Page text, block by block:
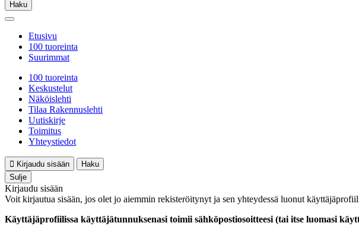
Haku
Etusivu
100 tuoreinta
Suurimmat
100 tuoreinta
Keskustelut
Näköislehti
Tilaa Rakennuslehti
Uutiskirje
Toimitus
Yhteystiedot
Kirjaudu sisään
Haku
Sulje
Kirjaudu sisään
Voit kirjautua sisään, jos olet jo aiemmin rekisteröitynyt ja sen yhteydessä luonut
Käyttäjäprofiilissa käyttäjätunnuksenasi toimii sähköpostiosoitteesi (tai itse luomasi